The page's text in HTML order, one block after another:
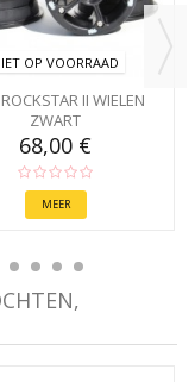
OP VOORRAAD
II WIELEN
ZWART
68,00 €
MEER